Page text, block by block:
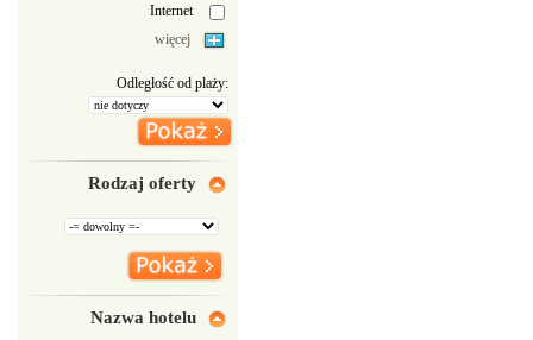
Internet
więcej
Odległość od plaży:
Rodzaj oferty
Nazwa hotelu